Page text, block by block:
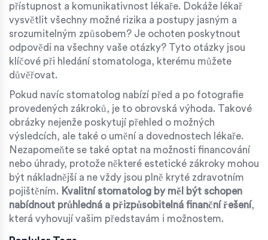
přístupnost a komunikativnost lékaře. Dokáže lékař
vysvětlit všechny možné rizika a postupy jasným a
srozumitelným způsobem? Je ochoten poskytnout
odpovědi na všechny vaše otázky? Tyto otázky jsou
klíčové při hledání stomatologa, kterému můžete
důvěřovat.
Pokud navíc stomatolog nabízí před a po fotografie
provedených zákroků, je to obrovská výhoda. Takové
obrázky nejenže poskytují přehled o možných
výsledcích, ale také o umění a dovednostech lékaře.
Nezapomeňte se také optat na možnosti financování
nebo úhrady, protože některé estetické zákroky mohou
být nákladnější a ne vždy jsou plně kryté zdravotním
pojištěním. Kvalitní stomatolog by měl být schopen
nabídnout průhledná a přizpůsobitelná finanční řešení,
která vyhovují vašim představám i možnostem.